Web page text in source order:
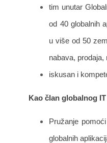
tim unutar
od 40 globalnih
u više od 50
nabava,
iskusan i
Kao član globalnog
Pružanje
globalnih